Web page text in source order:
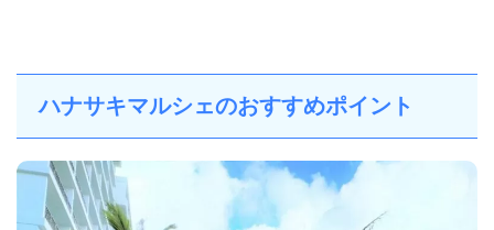
ハナサキマルシェのおすすめポイント